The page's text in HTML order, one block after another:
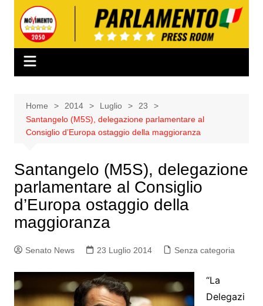
contenuto
Home 2014 Luglio
23
Santangelo (M5S), delegazione parlamentare al
Consiglio d’Europa ostaggio della maggioranza
Santangelo (M5S), delegazione
parlamentare al Consiglio
d’Europa ostaggio della
maggioranza
Senato News 23 Luglio 2014 Senza categoria
“La
Delegazi